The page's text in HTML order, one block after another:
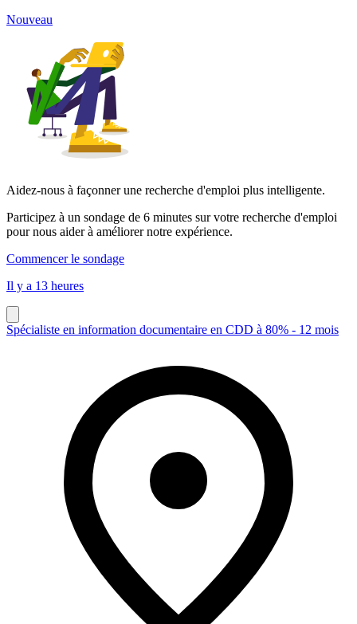
Nouveau
Aidez-nous à façonner une recherche d'emploi plus intelligente.
Participez à un sondage de 6 minutes sur votre recherche d'emploi
pour nous aider à améliorer notre expérience.
Commencer le sondage
Il y a 13 heures
Spécialiste en information documentaire en CDD à 80% - 12 mois